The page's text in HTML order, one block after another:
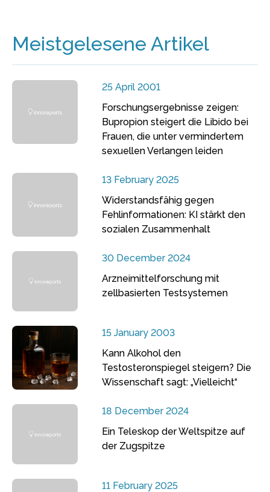
Meistgelesene Artikel
25 April 2001
Forschungsergebnisse zeigen:
Bupropion steigert die Libido bei
Frauen, die unter vermindertem
sexuellen Verlangen leiden
13 February 2025
Widerstandsfähig gegen
Fehlinformationen: KI stärkt den
sozialen Zusammenhalt
30 December 2024
Arzneimittelforschung mit
zellbasierten Testsystemen
15 January 2003
Kann Alkohol den
Testosteronspiegel steigern? Die
Wissenschaft sagt: „Vielleicht“
18 December 2024
Ein Teleskop der Weltspitze auf
der Zugspitze
11 February 2025